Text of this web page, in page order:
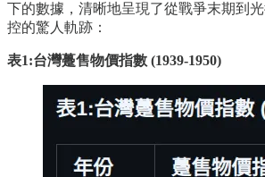
下的數據，清晰地呈現了從戰爭末期到
控的驚人軌跡：
表1:台灣躉售物價指數 (1939-1950)